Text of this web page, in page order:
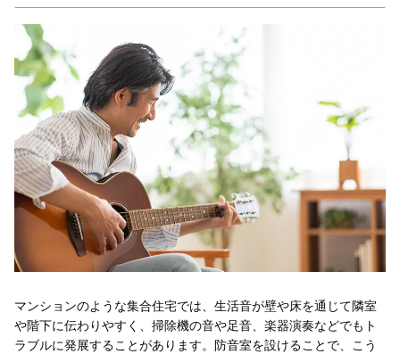
マンションのような集合住宅では、生活音が壁や床を通じて隣室
や階下に伝わりやすく、掃除機の音や足音、楽器演奏などでもト
ラブルに発展することがあります。防音室を設けることで、こう